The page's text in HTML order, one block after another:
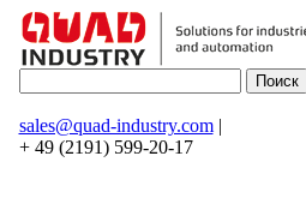
sales@quad-industry.com|
+ 49 (2191) 599-20-17